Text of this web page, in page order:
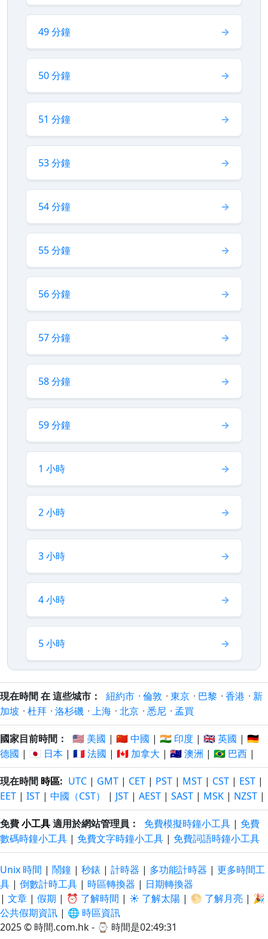
49 分鐘
50 分鐘
51 分鐘
53 分鐘
54 分鐘
55 分鐘
56 分鐘
57 分鐘
58 分鐘
59 分鐘
1 小時
2 小時
3 小時
4 小時
5 小時
現在時間 在 這些城市： 紐約市 · 倫敦 · 東京 · 巴黎 · 香港 · 新
加坡 · 杜拜 · 洛杉磯 · 上海 · 北京 · 悉尼 · 孟買
國家目前時間： 🇺🇸 美國 | 🇨🇳 中國 | 🇮🇳 印度 | 🇬🇧 英國 | 🇩🇪
德國 | 🇯🇵 日本 | 🇫🇷 法國 | 🇨🇦 加拿大 | 🇦🇺 澳洲 | 🇧🇷 巴西 |
現在時間 時區: UTC | GMT | CET | PST | MST | CST | EST |
EET | IST | 中國（CST） | JST | AEST | SAST | MSK | NZST |
免費小工具適用於網站管理員： 免費模擬時鐘小工具 | 免費
數碼時鐘小工具 | 免費文字時鐘小工具 | 免費詞語時鐘小工具
Unix 時間 | 鬧鐘 | 秒錶 | 計時器 | 多功能計時器 | 更多時間工
具 | 倒數計時工具 | 時區轉換器 | 日期轉換器
| 文章 | 假期 | ⏰ 了解時間 | ☀️ 了解太陽 | 🌕 了解月亮 | 🎉
公共假期資訊 | 🌐 時區資訊
2025 © 時間.com.hk - ⌚ 時間是02:49:31